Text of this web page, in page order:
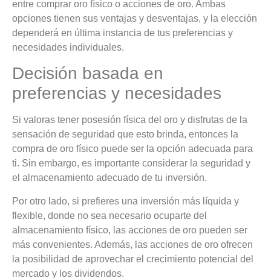
entre comprar oro físico o acciones de oro. Ambas
opciones tienen sus ventajas y desventajas, y la elección
dependerá en última instancia de tus preferencias y
necesidades individuales.
Decisión basada en
preferencias y necesidades
Si valoras tener posesión física del oro y disfrutas de la
sensación de seguridad que esto brinda, entonces la
compra de oro físico puede ser la opción adecuada para
ti. Sin embargo, es importante considerar la seguridad y
el almacenamiento adecuado de tu inversión.
Por otro lado, si prefieres una inversión más líquida y
flexible, donde no sea necesario ocuparte del
almacenamiento físico, las acciones de oro pueden ser
más convenientes. Además, las acciones de oro ofrecen
la posibilidad de aprovechar el crecimiento potencial del
mercado y los dividendos.